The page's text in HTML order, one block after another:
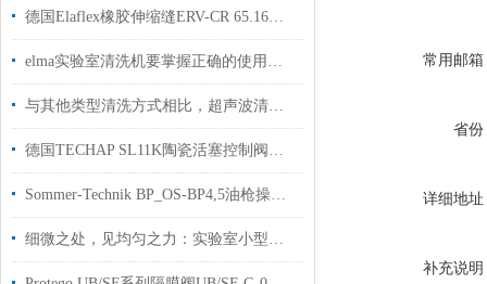
德国Elaflex橡胶伸缩缝ERV-CR 65.16安装注意事项
elma实验室清洗机要掌握正确的使用方法
与其他类型清洗方式相比，超声波清洗有何优势？
德国TECHAP SL11K陶瓷活塞控制阀用于腐蚀性气体和液体
Sommer-Technik BP_OS-BP4,5油枪操作说明
细微之处，见均匀之力：实验室小型匀质机，样品前处理的精微大师
常用邮箱
省份
详细地址
补充说明